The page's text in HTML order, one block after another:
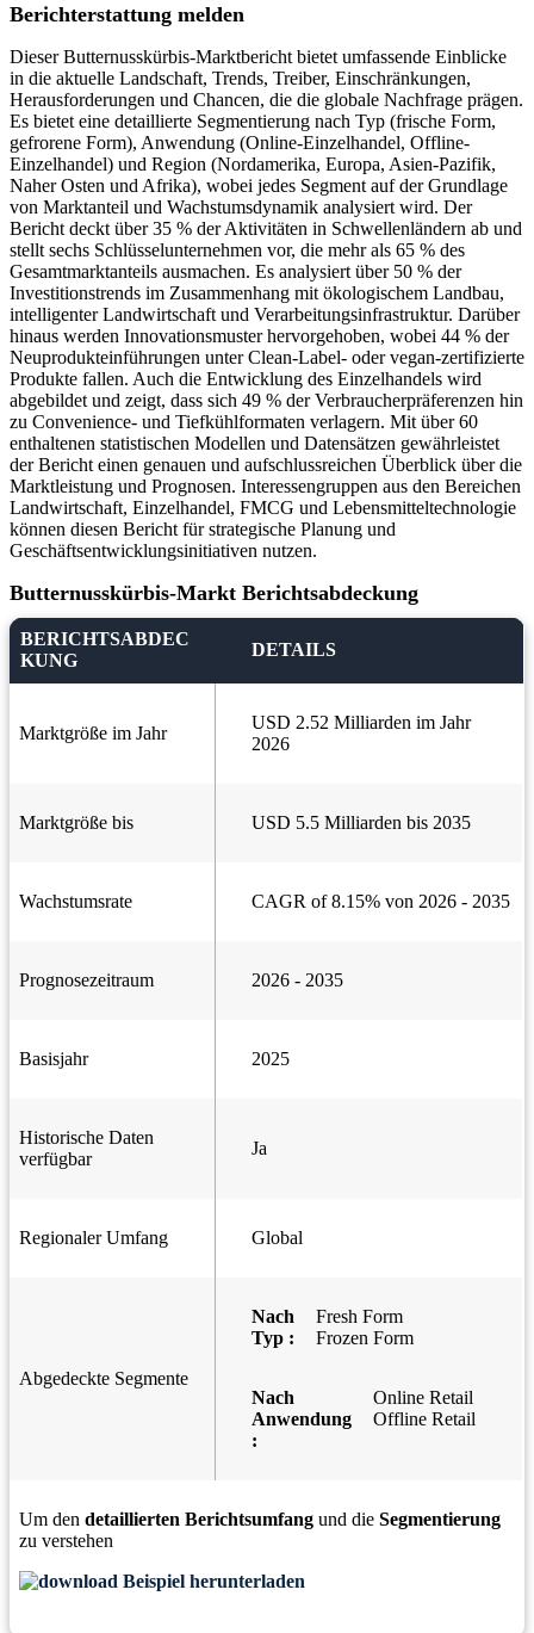
Berichterstattung melden
Dieser Butternusskürbis-Marktbericht bietet umfassende Einblicke
in die aktuelle Landschaft, Trends, Treiber, Einschränkungen,
Herausforderungen und Chancen, die die globale Nachfrage prägen.
Es bietet eine detaillierte Segmentierung nach Typ (frische Form,
gefrorene Form), Anwendung (Online-Einzelhandel, Offline-
Einzelhandel) und Region (Nordamerika, Europa, Asien-Pazifik,
Naher Osten und Afrika), wobei jedes Segment auf der Grundlage
von Marktanteil und Wachstumsdynamik analysiert wird. Der
Bericht deckt über 35 % der Aktivitäten in Schwellenländern ab und
stellt sechs Schlüsselunternehmen vor, die mehr als 65 % des
Gesamtmarktanteils ausmachen. Es analysiert über 50 % der
Investitionstrends im Zusammenhang mit ökologischem Landbau,
intelligenter Landwirtschaft und Verarbeitungsinfrastruktur. Darüber
hinaus werden Innovationsmuster hervorgehoben, wobei 44 % der
Neuprodukteinführungen unter Clean-Label- oder vegan-zertifizierte
Produkte fallen. Auch die Entwicklung des Einzelhandels wird
abgebildet und zeigt, dass sich 49 % der Verbraucherpräferenzen hin
zu Convenience- und Tiefkühlformaten verlagern. Mit über 60
enthaltenen statistischen Modellen und Datensätzen gewährleistet
der Bericht einen genauen und aufschlussreichen Überblick über die
Marktleistung und Prognosen. Interessengruppen aus den Bereichen
Landwirtschaft, Einzelhandel, FMCG und Lebensmitteltechnologie
können diesen Bericht für strategische Planung und
Geschäftsentwicklungsinitiativen nutzen.
Butternusskürbis-Markt Berichtsabdeckung
BERICHTSABDEC
KUNG
DETAILS
Marktgröße im Jahr
USD 2.52 Milliarden im Jahr
2026
Marktgröße bis USD 5.5 Milliarden bis 2035
Wachstumsrate CAGR of 8.15% von 2026 - 2035
Prognosezeitraum 2026 - 2035
Basisjahr 2025
Historische Daten
verfügbar
Ja
Regionaler Umfang Global
Abgedeckte Segmente
Nach
Typ :
Fresh Form
Frozen Form
Nach
Anwendung
:
Online Retail
Offline Retail
Um den detaillierten Berichtsumfang und die Segmentierung
zu verstehen
Beispiel herunterladen